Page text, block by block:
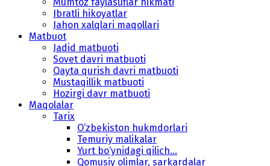
Ibratli hikoyatlar
Jahon xalqlari maqollari
Matbuot
Jadid matbuoti
Sovet davri matbuoti
Qayta qurish davri matbuoti
Mustaqillik matbuoti
Hozirgi davr matbuoti
Maqolalar
Tarix
O‘zbekiston hukmdorlari
Temuriy malikalar
Yurt bo‘ynidagi qilich...
Qomusiy olimlar, sarkardalar